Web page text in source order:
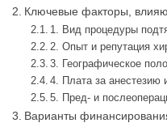
Ключевые факторы,
1. Вид процедуры
2. Опыт и репутация
3. Географическое
4. Плата за анестезию
5. Пред- и
Варианты